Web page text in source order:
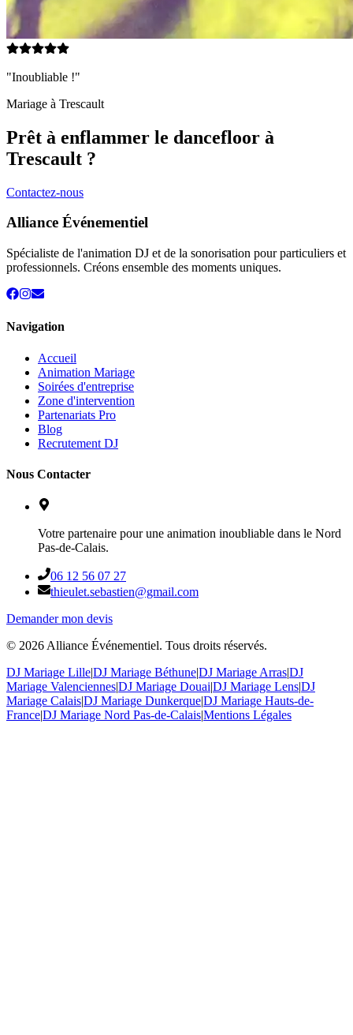
"Inoubliable !"
Mariage à Trescault
Prêt à enflammer le dancefloor à
Trescault ?
Contactez-nous
Alliance Événementiel
Spécialiste de l'animation DJ et de la sonorisation pour particuliers et
professionnels. Créons ensemble des moments uniques.
Navigation
Accueil
Animation Mariage
Soirées d'entreprise
Zone d'intervention
Partenariats Pro
Blog
Recrutement DJ
Nous Contacter
Votre partenaire pour une animation inoubliable dans le Nord
Pas-de-Calais.
06 12 56 07 27
thieulet.sebastien@gmail.com
Demander mon devis
© 2026 Alliance Événementiel. Tous droits réservés.
DJ Mariage Lille|DJ Mariage Béthune|DJ Mariage Arras|DJ
Mariage Valenciennes|DJ Mariage Douai|DJ Mariage Lens|DJ
Mariage Calais|DJ Mariage Dunkerque|DJ Mariage Hauts-de-
France|DJ Mariage Nord Pas-de-Calais|Mentions Légales